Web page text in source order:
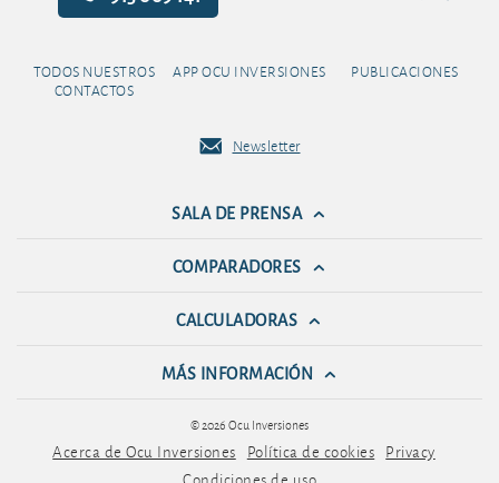
TODOS NUESTROS
CONTACTOS
APP OCU INVERSIONES PUBLICACIONES
Newsletter
SALA DE PRENSA
COMPARADORES
CALCULADORAS
MÁS INFORMACIÓN
© 2026 Ocu Inversiones
Acerca de Ocu Inversiones Política de cookies Privacy